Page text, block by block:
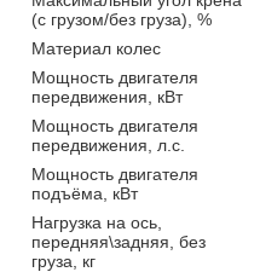
(с грузом/без груза), %
Материал колес
Мощность двигателя
передвижения, кВт
Мощность двигателя
передвижения, л.с.
Мощность двигателя
подъёма, кВт
Нагрузка на ось,
передняя\задняя, без
груза, кг